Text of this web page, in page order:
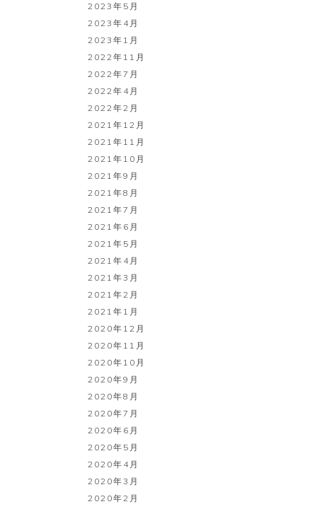
2023年5月
2023年4月
2023年1月
2022年11月
2022年7月
2022年4月
2022年2月
2021年12月
2021年11月
2021年10月
2021年9月
2021年8月
2021年7月
2021年6月
2021年5月
2021年4月
2021年3月
2021年2月
2021年1月
2020年12月
2020年11月
2020年10月
2020年9月
2020年8月
2020年7月
2020年6月
2020年5月
2020年4月
2020年3月
2020年2月